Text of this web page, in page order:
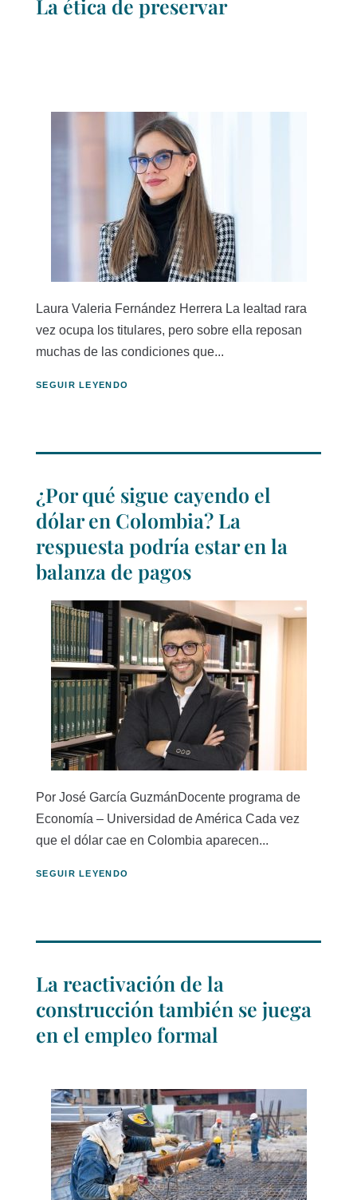
La ética de preservar
Laura Valeria Fernández Herrera La lealtad rara
vez ocupa los titulares, pero sobre ella reposan
muchas de las condiciones que...
SEGUIR LEYENDO
¿Por qué sigue cayendo el
dólar en Colombia? La
respuesta podría estar en la
balanza de pagos
Por José García GuzmánDocente programa de
Economía – Universidad de América Cada vez
que el dólar cae en Colombia aparecen...
SEGUIR LEYENDO
La reactivación de la
construcción también se juega
en el empleo formal